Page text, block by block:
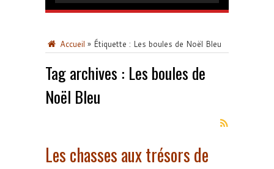
Accueil » Étiquette : Les boules de Noël Bleu
Tag archives : Les boules de
Noël Bleu
Les chasses aux trésors de